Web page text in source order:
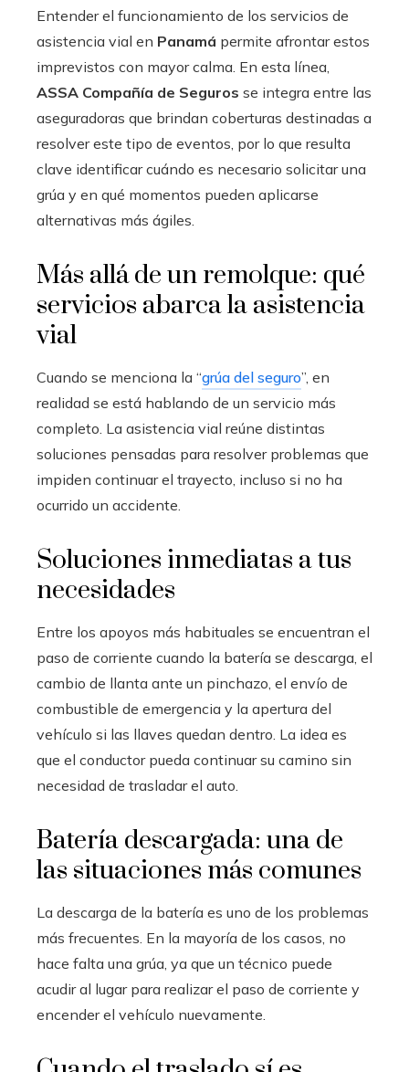
Entender el funcionamiento de los servicios de
asistencia vial en Panamá permite afrontar estos
imprevistos con mayor calma. En esta línea,
ASSA Compañía de Seguros se integra entre las
aseguradoras que brindan coberturas destinadas a
resolver este tipo de eventos, por lo que resulta
clave identificar cuándo es necesario solicitar una
grúa y en qué momentos pueden aplicarse
alternativas más ágiles.
Más allá de un remolque: qué
servicios abarca la asistencia
vial
Cuando se menciona la “grúa del seguro”, en
realidad se está hablando de un servicio más
completo. La asistencia vial reúne distintas
soluciones pensadas para resolver problemas que
impiden continuar el trayecto, incluso si no ha
ocurrido un accidente.
Soluciones inmediatas a tus
necesidades
Entre los apoyos más habituales se encuentran el
paso de corriente cuando la batería se descarga, el
cambio de llanta ante un pinchazo, el envío de
combustible de emergencia y la apertura del
vehículo si las llaves quedan dentro. La idea es
que el conductor pueda continuar su camino sin
necesidad de trasladar el auto.
Batería descargada: una de
las situaciones más comunes
La descarga de la batería es uno de los problemas
más frecuentes. En la mayoría de los casos, no
hace falta una grúa, ya que un técnico puede
acudir al lugar para realizar el paso de corriente y
encender el vehículo nuevamente.